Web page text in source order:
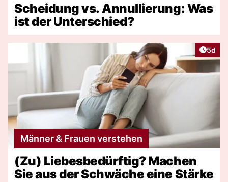
Scheidung vs. Annullierung: Was
ist der Unterschied?
5d
Männer & Frauen verstehen
(Zu) Liebesbedürftig? Machen
Sie aus der Schwäche eine Stärke